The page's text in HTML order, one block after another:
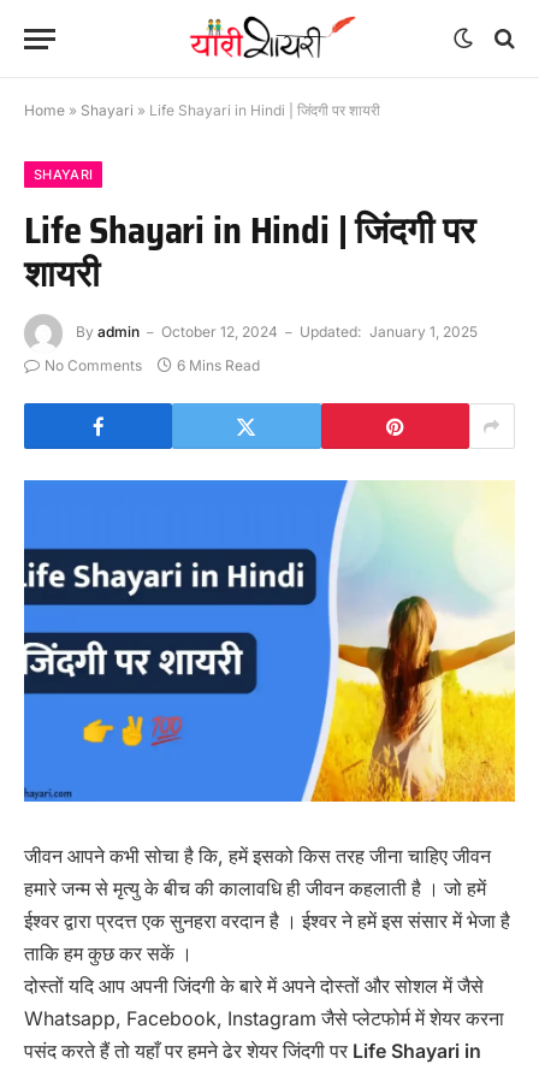
Home » Shayari » Life Shayari in Hindi | जिंदगी पर शायरी
SHAYARI
Life Shayari in Hindi | जिंदगी पर
शायरी
By admin October 12, 2024 Updated: January 1, 2025
No Comments
6 Mins Read
जीवन आपने कभी सोचा है कि, हमें इसको किस तरह जीना चाहिए जीवन
हमारे जन्म से मृत्यु के बीच की कालावधि ही जीवन कहलाती है । जो हमें
ईश्वर द्वारा प्रदत्त एक सुनहरा वरदान है । ईश्वर ने हमें इस संसार में भेजा है
ताकि हम कुछ कर सकें ।
दोस्तों यदि आप अपनी जिंदगी के बारे में अपने दोस्तों और सोशल में जैसे
Whatsapp, Facebook, Instagram जैसे प्लेटफोर्म में शेयर करना
पसंद करते हैं तो यहाँ पर हमने ढेर शेयर जिंदगी पर Life Shayari in